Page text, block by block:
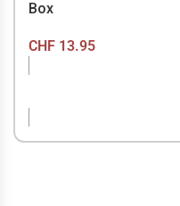
Box
CHF 13.95